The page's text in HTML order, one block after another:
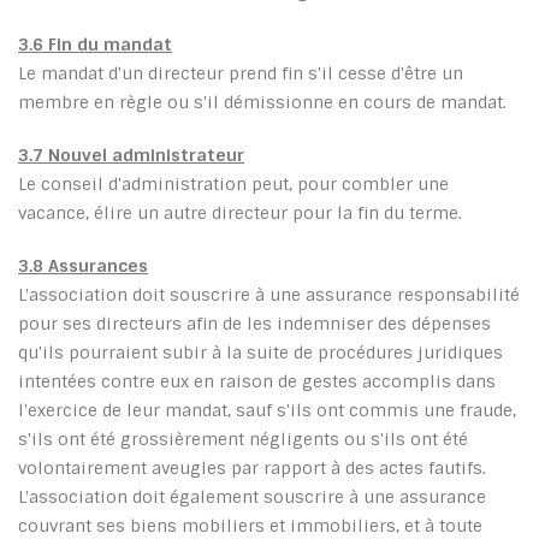
3.6 Fin du mandat
Le mandat d'un directeur prend fin s'il cesse d'être un
membre en règle ou s'il démissionne en cours de mandat.
3.7 Nouvel administrateur
Le conseil d'administration peut, pour combler une
vacance, élire un autre directeur pour la fin du terme.
3.8 Assurances
L'association doit souscrire à une assurance responsabilité
pour ses directeurs afin de les indemniser des dépenses
qu'ils pourraient subir à la suite de procédures juridiques
intentées contre eux en raison de gestes accomplis dans
l'exercice de leur mandat, sauf s'ils ont commis une fraude,
s'ils ont été grossièrement négligents ou s'ils ont été
volontairement aveugles par rapport à des actes fautifs.
L'association doit également souscrire à une assurance
couvrant ses biens mobiliers et immobiliers, et à toute